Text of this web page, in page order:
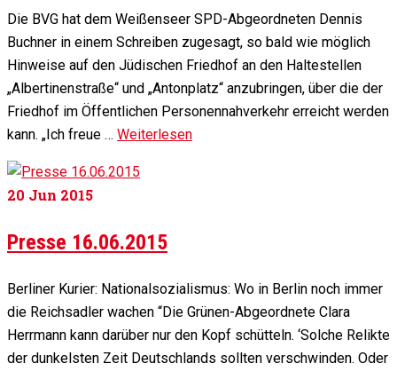
Die BVG hat dem Weißenseer SPD-Abgeordneten Dennis
Buchner in einem Schreiben zugesagt, so bald wie möglich
Hinweise auf den Jüdischen Friedhof an den Haltestellen
„Albertinenstraße“ und „Antonplatz“ anzubringen, über die der
Friedhof im Öffentlichen Personennahverkehr erreicht werden
kann. „Ich freue … Weiterlesen
20 Jun 2015
Presse 16.06.2015
Berliner Kurier: Nationalsozialismus: Wo in Berlin noch immer
die Reichsadler wachen “Die Grünen-Abgeordnete Clara
Herrmann kann darüber nur den Kopf schütteln. ‘Solche Relikte
der dunkelsten Zeit Deutschlands sollten verschwinden. Oder